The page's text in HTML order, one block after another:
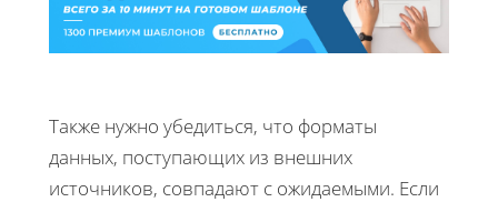
Также нужно убедиться, что форматы
данных, поступающих из внешних
источников, совпадают с ожидаемыми. Если